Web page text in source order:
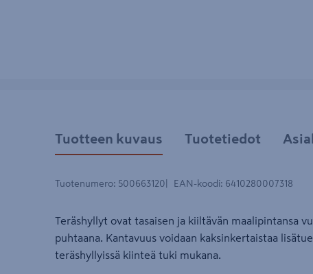
Tuotteen kuvaus Tuotetiedot
Tuotenumero: 500663120 EAN-koodi: 6410280007318
Teräshyllyt ovat tasaisen ja kiiltävän maalipintansa
puhtaana. Kantavuus voidaan kaksinkertaistaa
teräshyllyissä kiinteä tuki mukana.